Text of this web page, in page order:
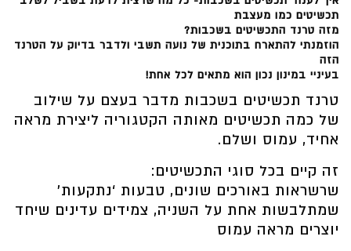
תכשיטים כמו מעצבת
מזה טרנד התכשיטים בשכבות?
הוזמנתי להתארח בתוכנית של נועה תשבי ולדבר בדיוק על הטרנד
הזה
בעיניי במינון נכון הוא מתאים לכל אחת!
טרנד תכשיטים בשכבות מדבר בעצם על שילוב
של כמה תכשיטים מאותה הקטגוריה ליצירת מראה
אחיד, עמוס ושלם.
זה קיים בכל סוגי התכשיטים:
שרשראות באורכים שונים, טבעות ‘נתקעות’
שמתלבשות אחת על השניה, צמידים עדינים שיחד
יוצרים מראה עמוס